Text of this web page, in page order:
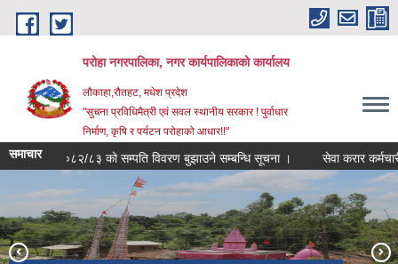
Skip to main content
परोहा नगरपालिका, नगर कार्यपालिकाको कार्यालय
लौकाहा,रौतहट, मधेश प्रदेश
"सुचना प्रविधिमैत्री एवं सवल स्थानीय सरकार ! पुर्वाधार
निर्माण, कृषि र पर्यटन परोहाको आधार!!"
समाचार
आ.व.२०८२/८३ को सम्पति विवरण बुझाउने सम्बन्धि सूचना । सेवा करार